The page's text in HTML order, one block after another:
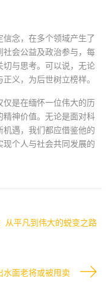
念，在多个领域产生了
会公益及政治参与，每
与思考。可以说，无论
义，为后世树立榜样。
仅是在缅怀一位伟大的历
精神价值。无论是面对科
遇，我们都应借鉴他的
个人与社会共同发展的
从平凡到伟大的蜕变之路
水面老将或被甩卖